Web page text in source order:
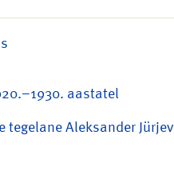
aastatel
Aleksander Jürjev